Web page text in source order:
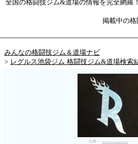
全国の格闘技ジム&道場の情報を完全網羅
掲載中の
みんなの格闘技ジム＆道場ナビ
> レグルス池袋ジム 格闘技ジム&道場検索
出典： https://twitter.com/reguls_bukuro